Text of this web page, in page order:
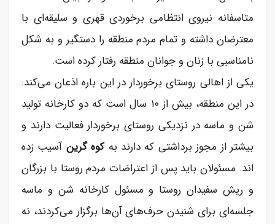
متاسفانه نیروی انتظامی برخوردی قهری و سلیقه‌ای با
معترضان داشته و تمام مردم منطقه را دستگیر و به شکل
نامناسبی با زنان و جوانان منطقه رفتار کرده است.
یکی از اهالی روستای برخوردار در این باره اذعان می‌کند:
در این منطقه، بیش از ۱۰ سال است که دو کارخانه تولید
شن و ماسه در نزدیکی روستای برخوردار فعالیت دارند و
بیشتر از مجوز برداشتی که دارند بهکوه گرین آسیب زده
اند. مسئولان باید پس از اعتراضات مردم روستا با بزرگان
و ریش سفیدان روستا و مسئول کارخانه شن و ماسه
جلسه‌ای برای شنیدن حرف‌های آن‌ها برگزار می‌کردند، نه